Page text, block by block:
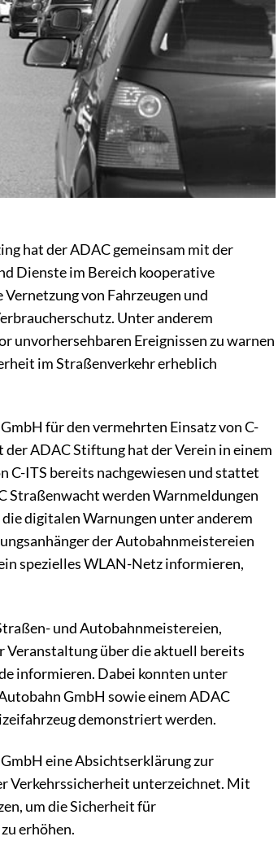
hat der ADAC gemeinsam mit der
Dienste im Bereich kooperative
von Fahrzeugen und
Unter anderem
unvorhersehbaren Ereignissen zu warnen
im Straßenverkehr erheblich
für den vermehrten Einsatz von C-
ADAC Stiftung hat der Verein in einem
ITS bereits nachgewiesen und stattet
Straßenwacht werden Warnmeldungen
digitalen Warnungen unter anderem
der Autobahnmeistereien
spezielles WLAN-Netz informieren,
und Autobahnmeistereien,
Veranstaltung über die aktuell bereits
informieren. Dabei konnten unter
GmbH sowie einem ADAC
demonstriert werden.
eine Absichtserklärung zur
Verkehrssicherheit unterzeichnet. Mit
um die Sicherheit für
erhöhen.